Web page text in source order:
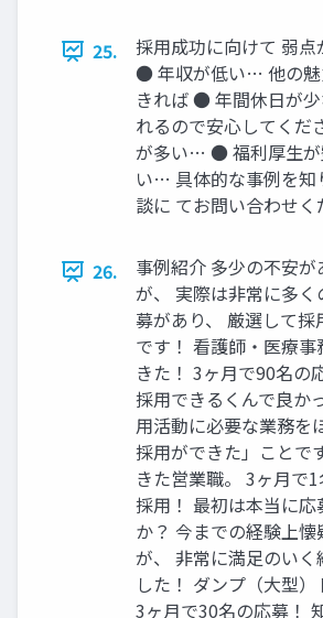
25.
採用成功に向けて 弱
● 年収が低い… 他の魅
きれば ● 年間休日が
れるので安心してくだ
が多い… ● 福利厚生が
い… 具体的な事例を知
談に てお問い合わせく
26.
事例紹介 多少の不安が
が、 実際は非常に多
募があり、 厳選して採
です！ 看護師・医療
きた！ 3ヶ月で90名の
採用できるくんで良か
用活動に必要な業務を
採用ができた」ことで
きた営業職。 3ヶ月で
採用！ 最初は本当に応
か？ 今までの経験上懐
が、 非常に満足のいく
した！ ダンプ（大型
3ヶ月で30名の応募！